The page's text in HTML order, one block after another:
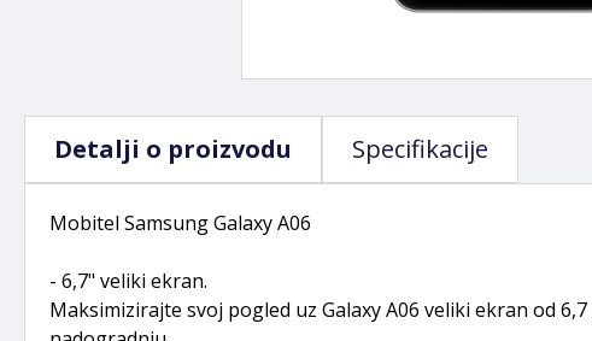
Detalji o proizvodu Specifikacije
Mobitel Samsung Galaxy A06
- 6,7" veliki ekran.
Maksimizirajte svoj pogled uz Galaxy A06 veliki ekran od